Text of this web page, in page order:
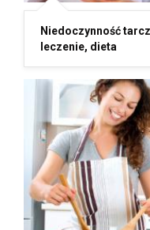
Niedoczynność
leczenie, dieta